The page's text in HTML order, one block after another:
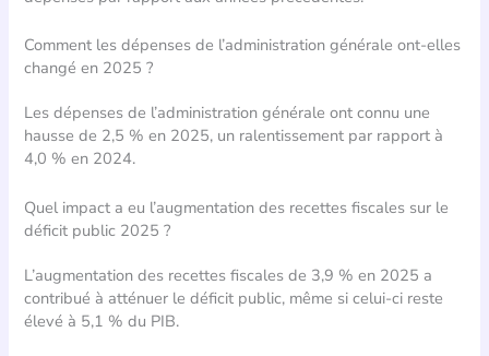
Comment les dépenses de l’administration générale ont-elles
changé en 2025 ?
Les dépenses de l’administration générale ont connu une
hausse de 2,5 % en 2025, un ralentissement par rapport à
4,0 % en 2024.
Quel impact a eu l’augmentation des recettes fiscales sur le
déficit public 2025 ?
L’augmentation des recettes fiscales de 3,9 % en 2025 a
contribué à atténuer le déficit public, même si celui-ci reste
élevé à 5,1 % du PIB.